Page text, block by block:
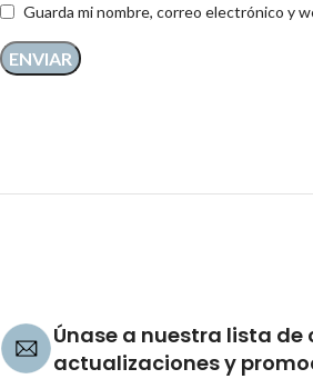
Guarda mi nombre, correo electrónico y
Únase a nuestra lista
actualizaciones y